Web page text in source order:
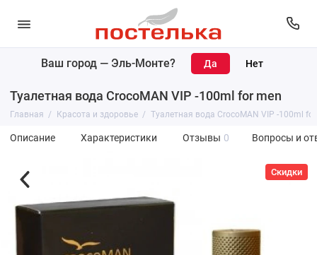
Ваш город — Эль-Монте?
Туалетная вода CrocoMAN VIP -100ml for men
Главная Красота и здоровье Туалетная вода CrocoMAN VIP -100ml
Описание Характеристики Отзывы 0 Вопросы и
Скидки